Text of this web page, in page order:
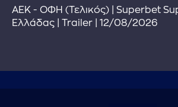
ΑΕΚ - ΟΦΗ (Τελικός) | Superbet
Ελλάδας | Trailer | 12/08/2026